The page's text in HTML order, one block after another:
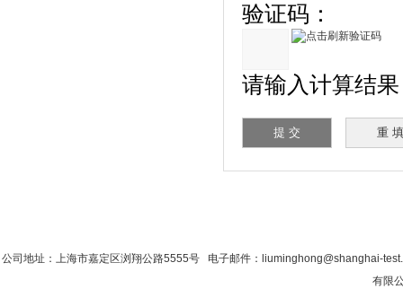
验证码：
请输入计算结果
公司地址：上海市嘉定区浏翔公路5555号 电子邮件：liuminghong@shanghai-
有限公